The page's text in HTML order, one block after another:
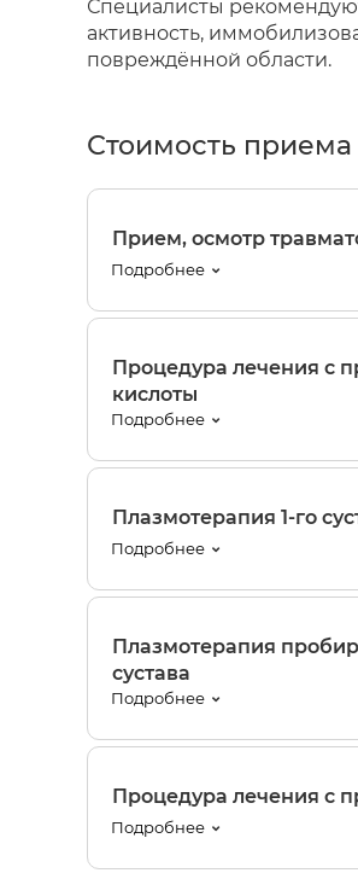
Специалисты
активность,
повреждённой области.
Стоимость приема
Прием, осмотр
Подробнее
Процедура лечения с
кислоты
Подробнее
Плазмотерапия 1-го
Подробнее
Плазмотерапия
сустава
Подробнее
Процедура лечения с
Подробнее